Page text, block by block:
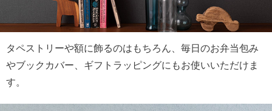
タペストリーや額に飾るのはもちろん、毎日のお弁当包み
やブックカバー、ギフトラッピングにもお使いいただけま
す。